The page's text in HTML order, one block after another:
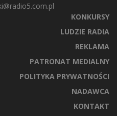
KONKURSY
LUDZIE RADIA
REKLAMA
PATRONAT MEDIALNY
POLITYKA PRYWATNOŚCI
NADAWCA
KONTAKT